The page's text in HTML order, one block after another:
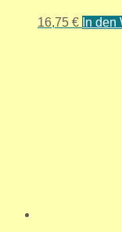
16,75 € In den